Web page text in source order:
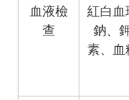
血液檢
查
紅白血
鈉、
素、